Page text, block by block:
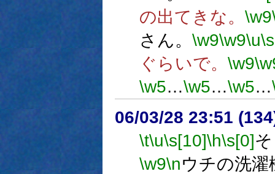
の出てきな。 \w9
さん。 \w9\w9\u
ぐらいで。 \w9
\w5…\w5…\w5…
06/03/28 23:51
\t\u\s[10]\h\s[0]
\w9\nウチの洗濯